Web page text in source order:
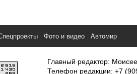
Фото и видео Автомир
Главный редактор:
Телефон редакции: +7